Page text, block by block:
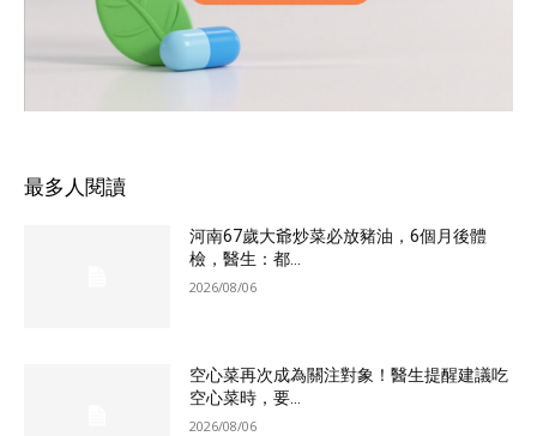
最多人閱讀
河南67歲大爺炒菜必放豬油，6個月後體
檢，醫生：都...
2026/08/06
空心菜再次成為關注對象！醫生提醒建議吃
空心菜時，要...
2026/08/06